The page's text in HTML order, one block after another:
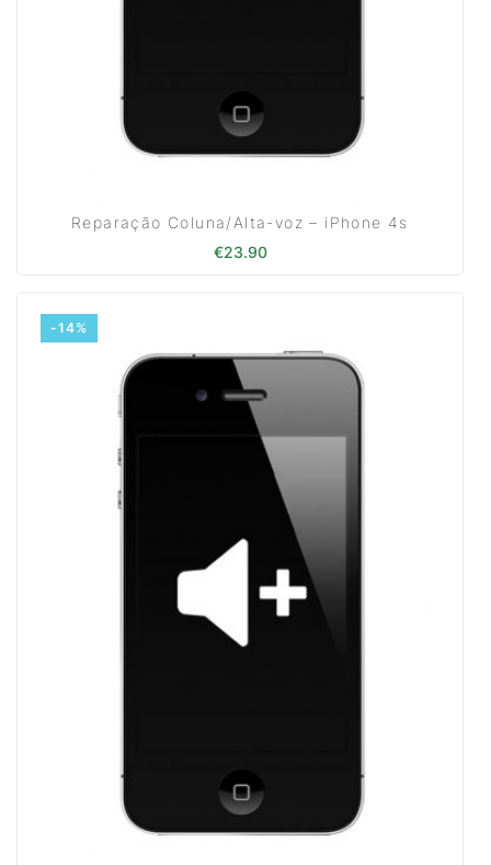
Reparação Coluna/Alta-voz – iPhone 4s
€23.90
-14%